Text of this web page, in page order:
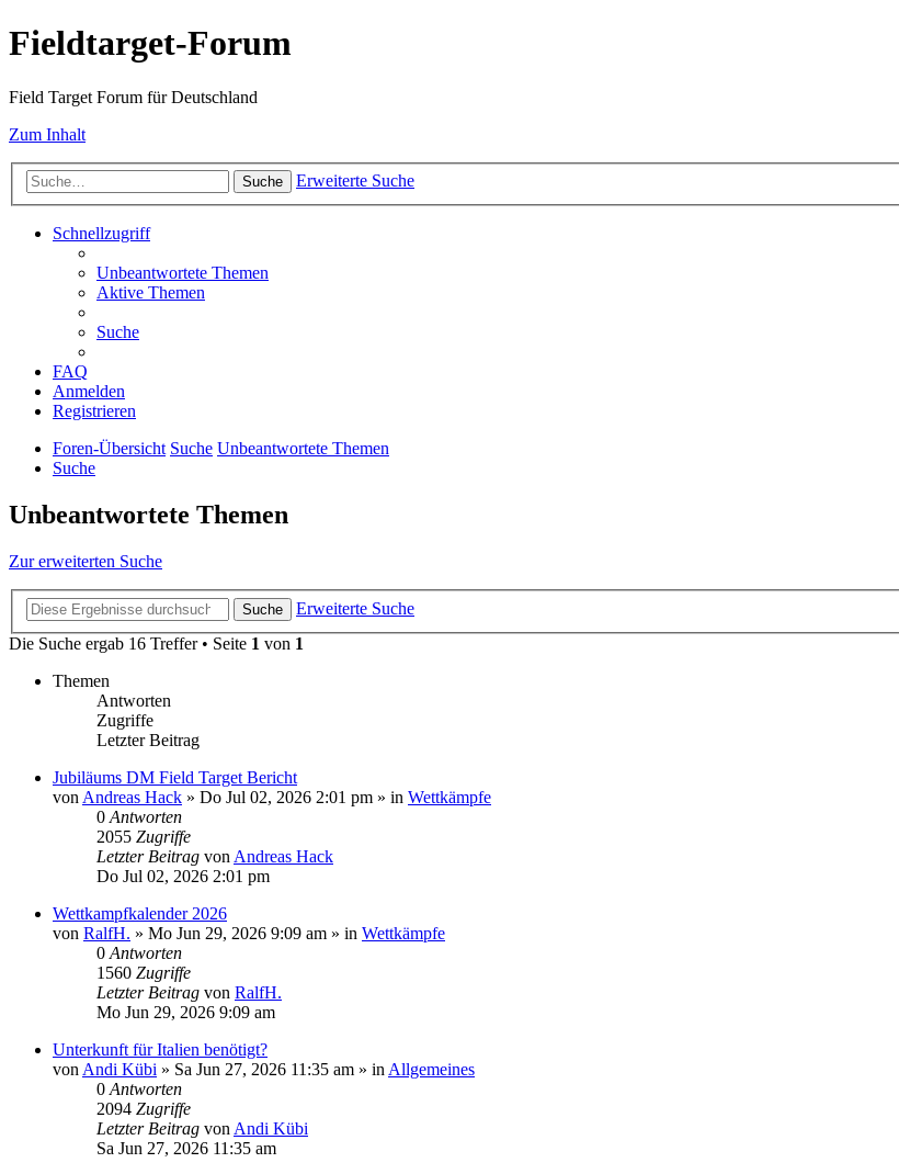
Fieldtarget-Forum
Field Target Forum für Deutschland
Zum Inhalt
Suche Erweiterte Suche
Schnellzugriff
Unbeantwortete Themen
Aktive Themen
Suche
FAQ
Anmelden
Registrieren
Foren-Übersicht Suche Unbeantwortete Themen
Suche
Unbeantwortete Themen
Zur erweiterten Suche
Suche
Erweiterte Suche
Die Suche ergab 16 Treffer • Seite 1 von 1
Themen
Antworten
Zugriffe
Letzter Beitrag
Jubiläums DM Field Target Bericht
von Andreas Hack » Do Jul 02, 2026 2:01 pm » in Wettkämpfe
0 Antworten
2055 Zugriffe
Letzter Beitrag von Andreas Hack
Do Jul 02, 2026 2:01 pm
Wettkampfkalender 2026
von RalfH. » Mo Jun 29, 2026 9:09 am » in Wettkämpfe
0 Antworten
1560 Zugriffe
Letzter Beitrag von RalfH.
Mo Jun 29, 2026 9:09 am
Unterkunft für Italien benötigt?
von Andi Kübi » Sa Jun 27, 2026 11:35 am » in Allgemeines
0 Antworten
2094 Zugriffe
Letzter Beitrag von Andi Kübi
Sa Jun 27, 2026 11:35 am